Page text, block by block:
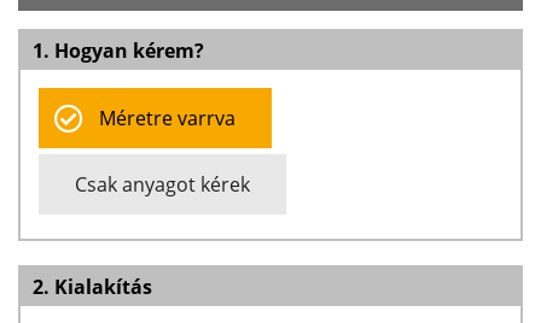
1. Hogyan kérem?
Méretre varrva
Csak anyagot kérek
2. Kialakítás